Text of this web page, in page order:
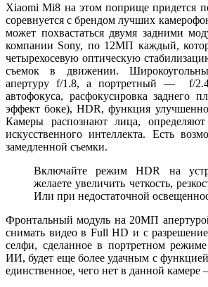
Xiaomi Mi8 на этом поприще придется
соревнуется с брендом лучших
может похвастаться двумя задними
компании Sony, по 12МП каждый,
четырехосевую оптическую
съемок в движении.
апертуру f/1.8, а портретный — f/
автофокуса, расфокусировка заднего
эффект боке), HDR, функция
Камеры распознают лица,
искусственного интеллекта. Есть
замедленной съемки.
Включайте режим HDR на
желаете увеличить четкость,
Или при недостаточной
Фронтальный модуль на 20МП
снимать видео в Full HD и с
селфи, сделанное в портретном
ИИ, будет еще более удачным с
единственное, чего нет в данной камере